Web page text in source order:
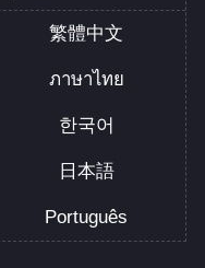
繁體中文
ภาษาไทย
한국어
日本語
Português